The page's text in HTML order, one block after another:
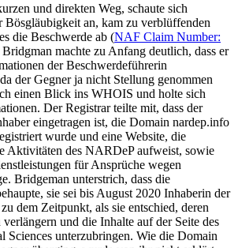
und direkten Weg, schaute sich
Bösgläubigkeit an, kam zu verblüffenden
die Beschwerde ab (NAF Claim Number:
machte zu Anfang deutlich, dass er
der Beschwerdeführerin
der Gegner ja nicht Stellung genommen
einen Blick ins WHOIS und holte sich
Der Registrar teilte mit, dass der
eingetragen ist, die Domain nardep.info
wurde und eine Website, die
Aktivitäten des NARDeP aufweist, sowie
für Ansprüche wegen
Bridgeman unterstrich, dass die
sie sei bis August 2020 Inhaberin der
dem Zeitpunkt, als sie entschied, deren
und die Inhalte auf der Seite des
Sciences unterzubringen. Wie die Domain